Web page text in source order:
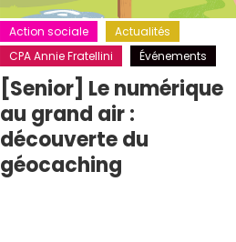
Action sociale
Actualités
CPA Annie Fratellini
Événements
[Senior] Le numérique
au grand air :
découverte du
géocaching